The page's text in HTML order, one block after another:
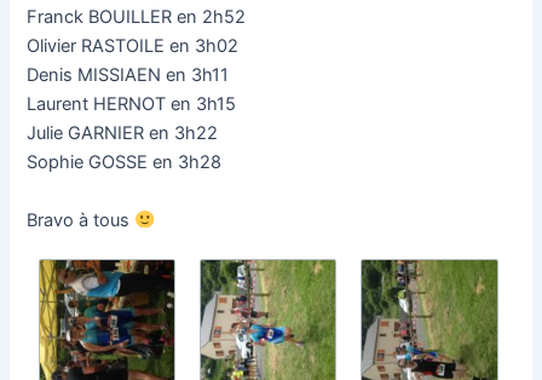
Franck BOUILLER en 2h52
Olivier RASTOILE en 3h02
Denis MISSIAEN en 3h11
Laurent HERNOT en 3h15
Julie GARNIER en 3h22
Sophie GOSSE en 3h28
Bravo à tous